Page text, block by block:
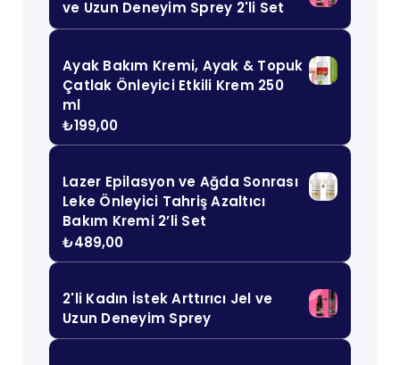
ve Uzun Deneyim Sprey 2'li Set
Ayak Bakım Kremi, Ayak & Topuk
Çatlak Önleyici Etkili Krem 250
ml
₺199,00
Lazer Epilasyon ve Ağda Sonrası
Leke Önleyici Tahriş Azaltıcı
Bakım Kremi 2’li Set
₺489,00
2'li Kadın İstek Arttırıcı Jel ve
Uzun Deneyim Sprey